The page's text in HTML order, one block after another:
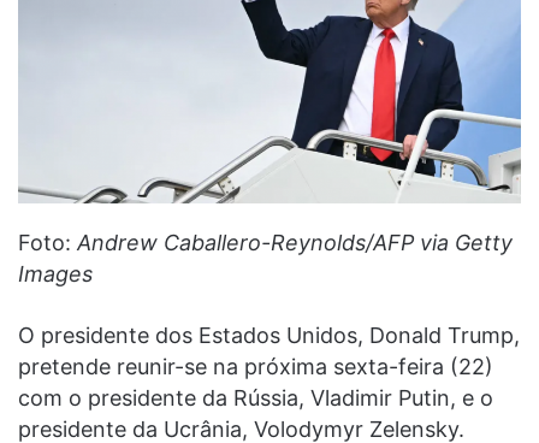
Foto: Andrew Caballero-Reynolds/AFP via Getty
Images
O presidente dos Estados Unidos, Donald Trump,
pretende reunir-se na próxima sexta-feira (22)
com o presidente da Rússia, Vladimir Putin, e o
presidente da Ucrânia, Volodymyr Zelensky.